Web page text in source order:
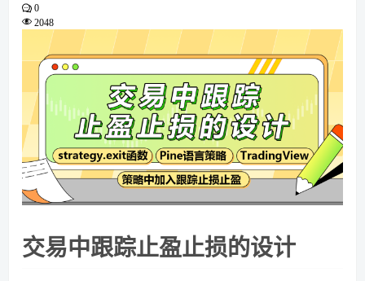
0
2048
交易中跟踪止盈止损的设计